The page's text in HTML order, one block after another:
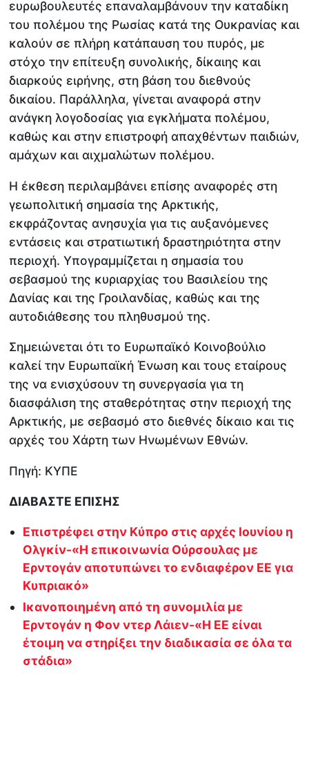
ευρωβουλευτές επαναλαμβάνουν την καταδίκη
του πολέμου της Ρωσίας κατά της Ουκρανίας και
καλούν σε πλήρη κατάπαυση του πυρός, με
στόχο την επίτευξη συνολικής, δίκαιης και
διαρκούς ειρήνης, στη βάση του διεθνούς
δικαίου. Παράλληλα, γίνεται αναφορά στην
ανάγκη λογοδοσίας για εγκλήματα πολέμου,
καθώς και στην επιστροφή απαχθέντων παιδιών,
αμάχων και αιχμαλώτων πολέμου.
Η έκθεση περιλαμβάνει επίσης αναφορές στη
γεωπολιτική σημασία της Αρκτικής,
εκφράζοντας ανησυχία για τις αυξανόμενες
εντάσεις και στρατιωτική δραστηριότητα στην
περιοχή. Υπογραμμίζεται η σημασία του
σεβασμού της κυριαρχίας του Βασιλείου της
Δανίας και της Γροιλανδίας, καθώς και της
αυτοδιάθεσης του πληθυσμού της.
Σημειώνεται ότι το Ευρωπαϊκό Κοινοβούλιο
καλεί την Ευρωπαϊκή Ένωση και τους εταίρους
της να ενισχύσουν τη συνεργασία για τη
διασφάλιση της σταθερότητας στην περιοχή της
Αρκτικής, με σεβασμό στο διεθνές δίκαιο και τις
αρχές του Χάρτη των Ηνωμένων Εθνών.
Πηγή: ΚΥΠΕ
ΔΙΑΒΑΣΤΕ ΕΠΙΣΗΣ
Επιστρέφει στην Κύπρο στις αρχές Ιουνίου η
Ολγκίν-«Η επικοινωνία Ούρσουλας με
Ερντογάν αποτυπώνει το ενδιαφέρον ΕΕ για
Κυπριακό»
Ικανοποιημένη από τη συνομιλία με
Ερντογάν η Φον ντερ Λάιεν-«Η ΕΕ είναι
έτοιμη να στηρίξει την διαδικασία σε όλα τα
στάδια»